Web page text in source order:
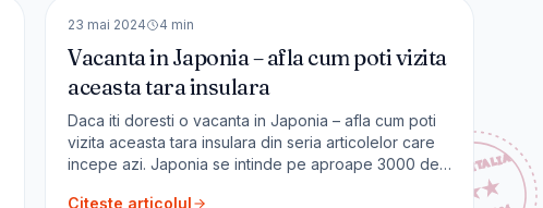
23 mai 2024 4 min
Vacanta in Japonia – afla cum poti vizita
aceasta tara insulara
Daca iti doresti o vacanta in Japonia – afla cum poti
vizita aceasta tara insulara din seria articolelor care
incepe azi. Japonia se intinde pe aproape 3000 de
Citește articolul